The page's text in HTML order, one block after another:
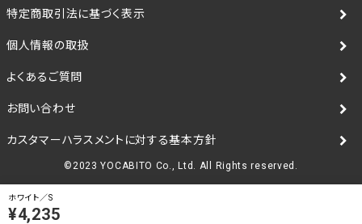
ホワイト／S
¥4,235
特定商取引法に基づく表示
個人情報の取扱
よくあるご質問
お問い合わせ
カスタマーハラスメントに対する基本方針
©2023 YOCABITO Co., Ltd. All Rights reserved.